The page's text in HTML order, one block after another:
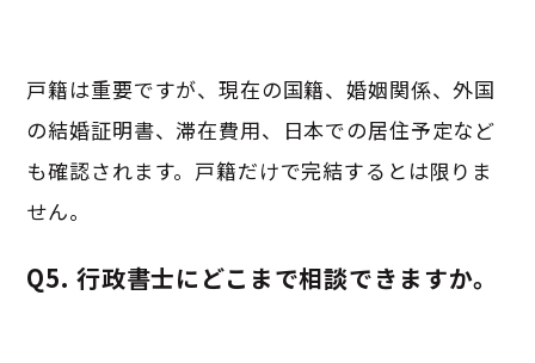
戸籍は重要ですが、現在の国籍、婚姻関係、外国
の結婚証明書、滞在費用、日本での居住予定など
も確認されます。戸籍だけで完結するとは限りま
せん。
Q5. 行政書士にどこまで相談できますか。